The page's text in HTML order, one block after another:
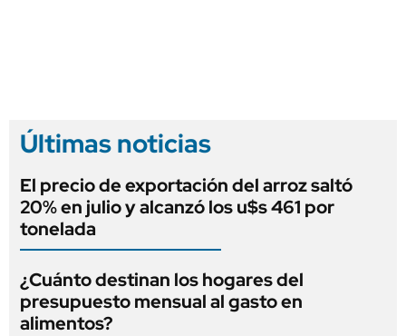
Últimas noticias
El precio de exportación del arroz saltó
20% en julio y alcanzó los u$s 461 por
tonelada
¿Cuánto destinan los hogares del
presupuesto mensual al gasto en
alimentos?